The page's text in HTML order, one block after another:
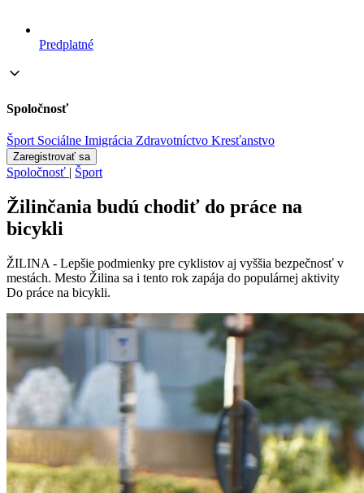
Predplatné
Spoločnosť
Šport Sociálne Imigrácia Zdravotníctvo Kresťanstvo
Zaregistrovať sa
Spoločnosť | Šport
Žilinčania budú chodiť do práce na
bicykli
ŽILINA - Lepšie podmienky pre cyklistov aj vyššia bezpečnosť v
mestách. Mesto Žilina sa i tento rok zapája do populárnej aktivity
Do práce na bicykli.